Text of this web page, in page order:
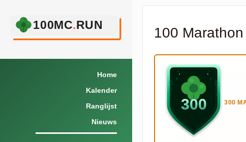
Home
Kalender
Ranglijst
Nieuws
100
300